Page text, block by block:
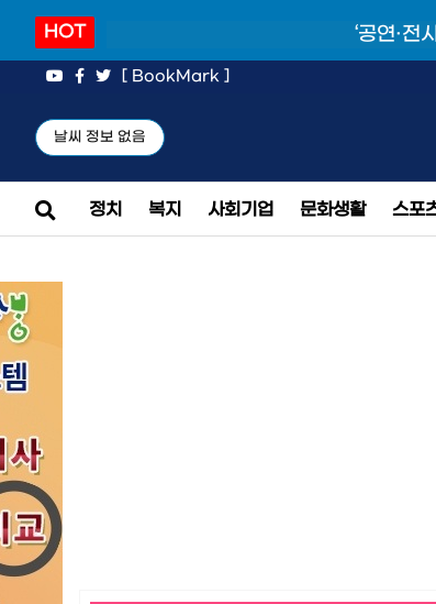
HOT ‘공연·
[ BookMark ]
날씨 정보 없음
정치 복지 사회기업 문화생활 스포